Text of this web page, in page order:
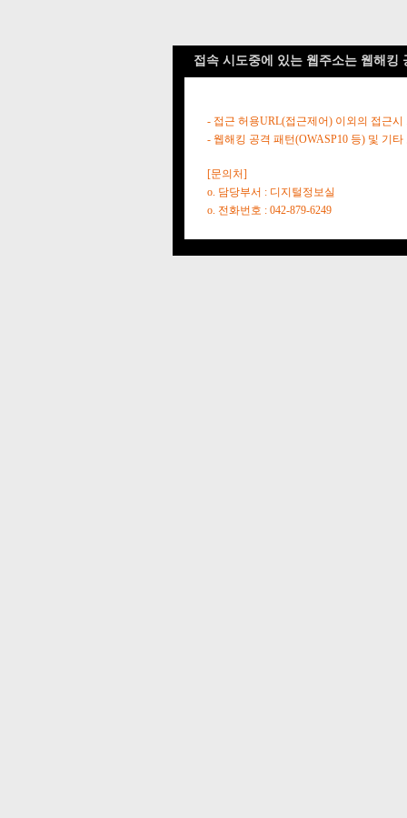
접속 시도중에 있는 웹주소는 웹해킹
- 접근 허용URL(접근제어) 이외의 접근시
- 웹해킹 공격 패턴(OWASP10 등) 및 기
[문의처]
o. 담당부서 : 디지털정보실
o. 전화번호 : 042-879-6249